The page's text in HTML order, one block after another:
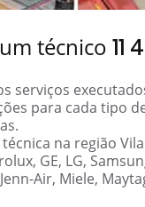
técnico 11
serviços
para cada tipo
na região
GE, LG,
Air, Miele,